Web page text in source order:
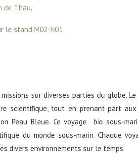
de Thau.
le stand M02-N01
sur diverses parties du globe.
scientifique, tout en prenant part aux
Peau Bleue. Ce voyage bio sous-
du monde sous-marin. Chaque
divers environnements sur le temps.